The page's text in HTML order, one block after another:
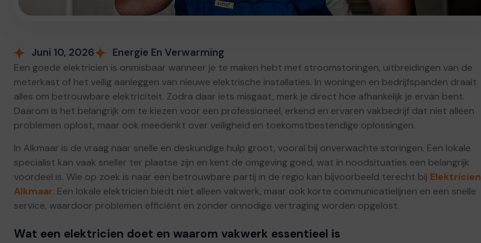
Juni 10, 2026 Energie En Verwarming
Een goede elektricien is onmisbaar wanneer je te maken hebt met stroomstoringen, uitbreidingen van de
meterkast of het veilig aanleggen van nieuwe elektrische installaties. In woningen en bedrijfspanden draait
alles om betrouwbare elektriciteit. Zodra daar iets misgaat, merk je direct hoe afhankelijk je ervan bent.
Daarom is het belangrijk om te kiezen voor een professioneel, erkend en ervaren vakbedrijf dat niet alleen
problemen oplost, maar ook meedenkt over veiligheid en toekomstbestendige oplossingen.
In Alkmaar is de vraag naar snelle en deskundige hulp groot, vooral bij onverwachte storingen. Een lokale
specialist kan vaak sneller ter plaatse zijn en kent de omgeving goed, wat in noodsituaties een belangrijk
voordeel is. Wie op zoek is naar een betrouwbare partij in de regio kan bijvoorbeeld terecht bij Elektricien
Alkmaar. Een lokale elektricien biedt niet alleen vakwerk, maar ook korte communicatielijnen en een snelle
service, waardoor problemen efficiënt en zonder onnodige vertraging worden opgelost.
Wat een elektricien doet en waarom vakwerk essentieel is